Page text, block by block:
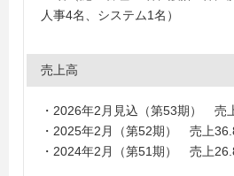
人事4名、システム1名）
売上高
・2026年2月見込（第53期） 売
・2025年2月（第52期） 売上
・2024年2月（第51期） 売上